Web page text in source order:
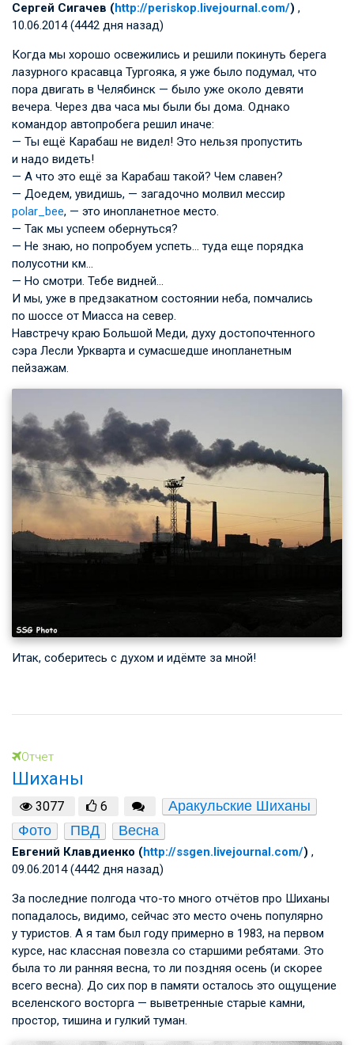
Cергей Сигачев (http://periskop.livejournal.com/) ,
10.06.2014 (4442 дня назад)
Когда мы хорошо освежились и решили покинуть берега
лазурного красавца Тургояка, я уже было подумал, что
пора двигать в Челябинск — было уже около девяти
вечера. Через два часа мы были бы дома. Однако
командор автопробега решил иначе:
— Ты ещё Карабаш не видел! Это нельзя пропустить
и надо видеть!
— А что это ещё за Карабаш такой? Чем славен?
— Доедем, увидишь, — загадочно молвил мессир
polar_bee, — это инопланетное место.
— Так мы успеем обернуться?
— Не знаю, но попробуем успеть… туда еще порядка
полусотни км…
— Но смотри. Тебе видней…
И мы, уже в предзакатном состоянии неба, помчались
по шоссе от Миасса на север.
Навстречу краю Большой Меди, духу достопочтенного
сэра Лесли Уркварта и сумасшедше инопланетным
пейзажам.
Итак, соберитесь с духом и идёмте за мной!
Отчет
Шиханы
3077 6
Аракульские Шиханы
Фото
ПВД Весна
Евгений Клавдиенко (http://ssgen.livejournal.com/) ,
09.06.2014 (4442 дня назад)
За последние полгода что-то много отчётов про Шиханы
попадалось, видимо, сейчас это место очень популярно
у туристов. А я там был году примерно в 1983, на первом
курсе, нас классная повезла со старшими ребятами. Это
была то ли ранняя весна, то ли поздняя осень (и скорее
всего весна). До сих пор в памяти осталось это ощущение
вселенского восторга — выветренные старые камни,
простор, тишина и гулкий туман.